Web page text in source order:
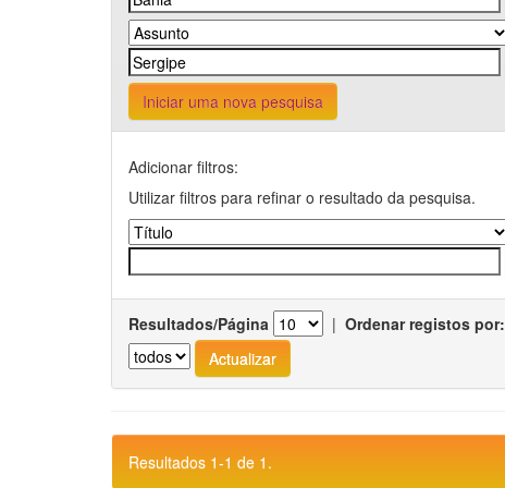
Iniciar uma nova pesquisa
Adicionar filtros:
Utilizar filtros para refinar o resultado da pesquisa.
Resultados/Página | Ordenar registos por:
Resultados 1-1 de 1.